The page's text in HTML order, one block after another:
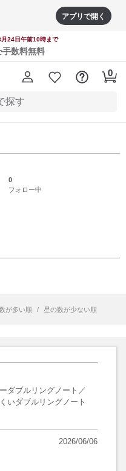
アプリで開く
24日午前10時まで
手数料無料
0
フォロー中
が多い順 / 星の数が少ない順
ダブルリングノート／
いダブルリングノート
2026/06/06